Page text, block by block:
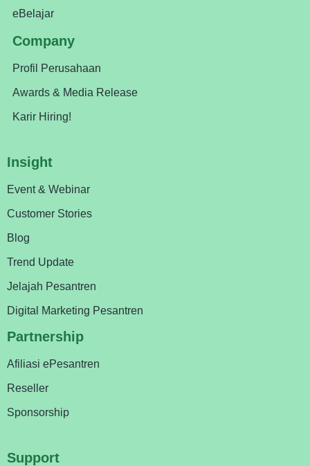
eBelajar
Company
Profil Perusahaan
Awards & Media Release
Karir Hiring!
Insight
Event & Webinar
Customer Stories
Blog
Trend Update
Jelajah Pesantren
Digital Marketing Pesantren
Partnership
Afiliasi ePesantren
Reseller
Sponsorship
Support